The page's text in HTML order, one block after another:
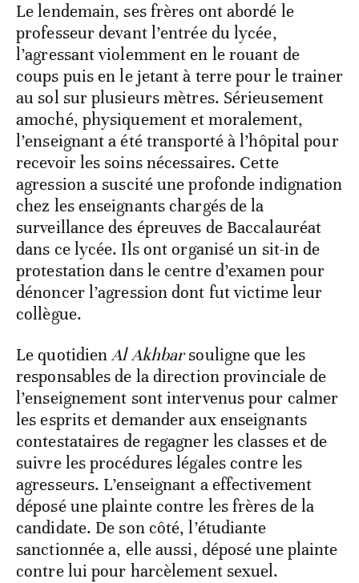
Le lendemain, ses frères ont abordé le
professeur devant l’entrée du lycée,
l’agressant violemment en le rouant de
coups puis en le jetant à terre pour le trainer
au sol sur plusieurs mètres. Sérieusement
amoché, physiquement et moralement,
l’enseignant a été transporté à l’hôpital pour
recevoir les soins nécessaires. Cette
agression a suscité une profonde indignation
chez les enseignants chargés de la
surveillance des épreuves de Baccalauréat
dans ce lycée. Ils ont organisé un sit-in de
protestation dans le centre d’examen pour
dénoncer l’agression dont fut victime leur
collègue.
Le quotidienAl Akhbarsouligne que les
responsables de la direction provinciale de
l’enseignement sont intervenus pour calmer
les esprits et demander aux enseignants
contestataires de regagner les classes et de
suivre les procédures légales contre les
agresseurs. L’enseignant a effectivement
déposé une plainte contre les frères de la
candidate. De son côté, l’étudiante
sanctionnée a, elle aussi, déposé une plainte
contre lui pour harcèlement sexuel.